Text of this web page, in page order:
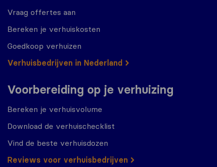
Vraag offertes aan
Bereken je verhuiskosten
Goedkoop verhuizen
Verhuisbedrijven in Nederland
Voorbereiding op je verhuizing
Bereken je verhuisvolume
Download de verhuischecklist
Vind de beste verhuisdozen
Reviews voor verhuisbedrijven